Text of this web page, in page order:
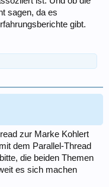
sagen, da es
gibt.
zur Marke Kohlert
dem Parallel-Thread
die beiden Themen
es sich machen